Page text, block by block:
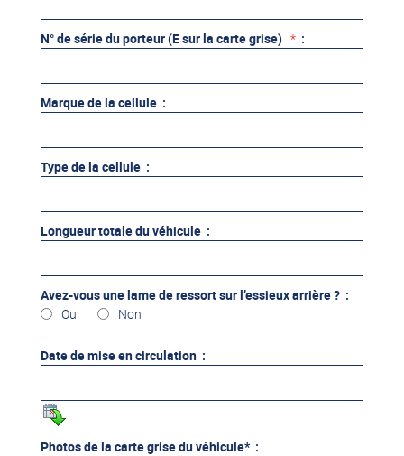
N° de série du porteur (E sur la carte grise) * :
Marque de la cellule :
Type de la cellule :
Longueur totale du véhicule :
Avez-vous une lame de ressort sur l’essieux arrière ? :
Oui
Non
Date de mise en circulation :
Photos de la carte grise du véhicule* :